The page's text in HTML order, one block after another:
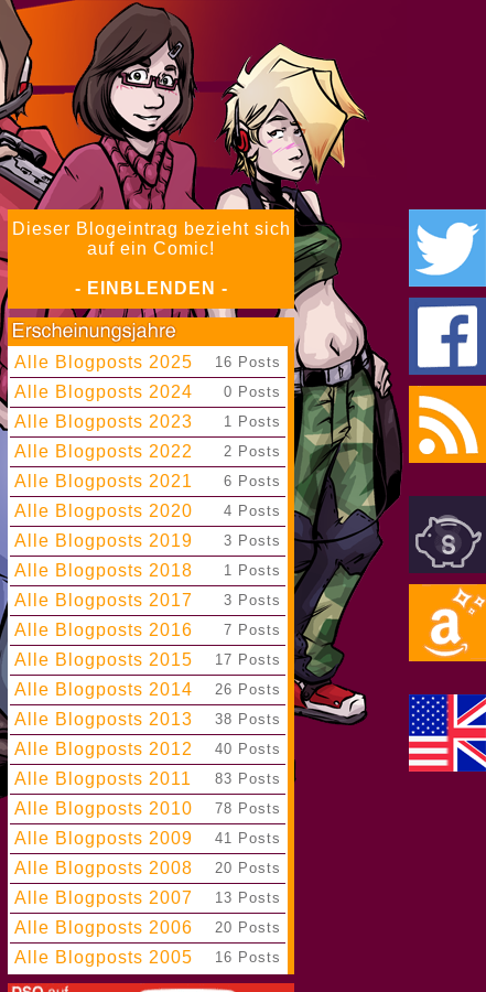
Dieser Blogeintrag bezieht sich
auf ein Comic!
- EINBLENDEN -
Alle Blogposts 2025 16 Posts
Alle Blogposts 2024 0 Posts
Alle Blogposts 2023 1 Posts
Alle Blogposts 2022 2 Posts
Alle Blogposts 2021 6 Posts
Alle Blogposts 2020 4 Posts
Alle Blogposts 2019 3 Posts
Alle Blogposts 2018 1 Posts
Alle Blogposts 2017 3 Posts
Alle Blogposts 2016 7 Posts
Alle Blogposts 2015 17 Posts
Alle Blogposts 2014 26 Posts
Alle Blogposts 2013 38 Posts
Alle Blogposts 2012 40 Posts
Alle Blogposts 2011 83 Posts
Alle Blogposts 2010 78 Posts
Alle Blogposts 2009 41 Posts
Alle Blogposts 2008 20 Posts
Alle Blogposts 2007 13 Posts
Alle Blogposts 2006 20 Posts
Alle Blogposts 2005 16 Posts